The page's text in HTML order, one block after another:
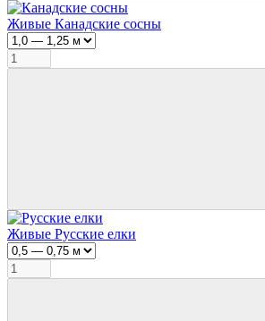
Живые Канадские сосны
Живые Русские елки